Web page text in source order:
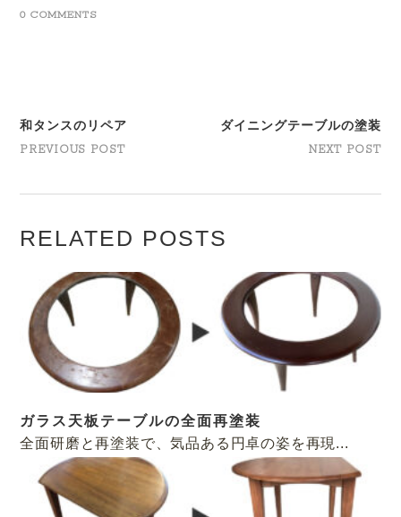
0 COMMENTS
和タンスのリペア
PREVIOUS POST
ダイニングテーブルの塗装
NEXT POST
RELATED POSTS
ガラス天板テーブルの全面再塗装
全面研磨と再塗装で、気品ある円卓の姿を再現...